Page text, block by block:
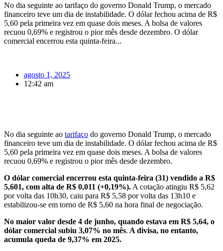
No dia seguinte ao tarifaço do governo Donald Trump, o mercado
financeiro teve um dia de instabilidade. O dólar fechou acima de R$
5,60 pela primeira vez em quase dois meses. A bolsa de valores
recuou 0,69% e registrou o pior mês desde dezembro. O dólar
comercial encerrou esta quinta-feira...
agosto 1, 2025
12:42 am
No dia seguinte ao tarifaço do governo Donald Trump, o mercado
financeiro teve um dia de instabilidade. O dólar fechou acima de R$
5,60 pela primeira vez em quase dois meses. A bolsa de valores
recuou 0,69% e registrou o pior mês desde dezembro.
O dólar comercial encerrou esta quinta-feira (31) vendido a R$
5,601, com alta de R$ 0,011 (+0,19%). A cotação atingiu R$ 5,62
por volta das 10h30, caiu para R$ 5,58 por volta das 13h10 e
estabilizou-se em torno de R$ 5,60 na hora final de negociação.
No maior valor desde 4 de junho, quando estava em R$ 5,64, o
dólar comercial subiu 3,07% no mês. A divisa, no entanto,
acumula queda de 9,37% em 2025.